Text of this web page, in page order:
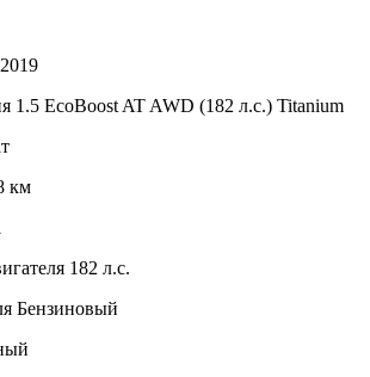
2019
1.5 EcoBoost AT AWD (182 л.с.) Titanium
км
182 л.с.
Бензиновый